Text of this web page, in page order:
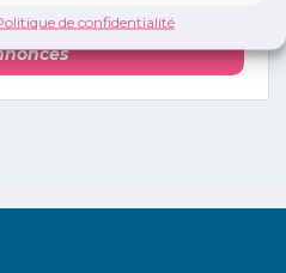
de confidentialité